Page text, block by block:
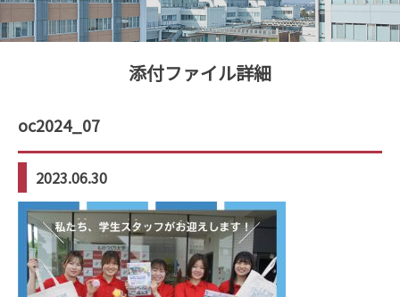
添付ファイル詳細
oc2024_07
2023.06.30